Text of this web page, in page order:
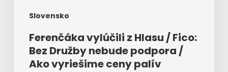
Slovensko
ceny
Ferenčáka vylúčili z Hlasu / Fico:
Bez Družby nebude podpora /
Ako vyriešime ceny palív